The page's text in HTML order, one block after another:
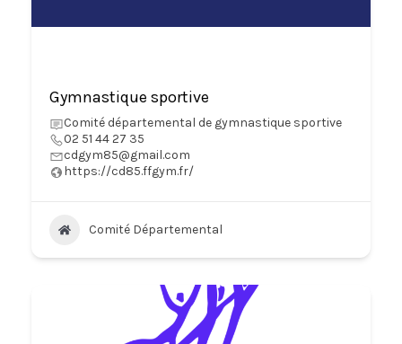
Gymnastique sportive
Comité départemental de gymnastique sportive
02 51 44 27 35
cdgym85@gmail.com
https://cd85.ffgym.fr/
Comité Départemental